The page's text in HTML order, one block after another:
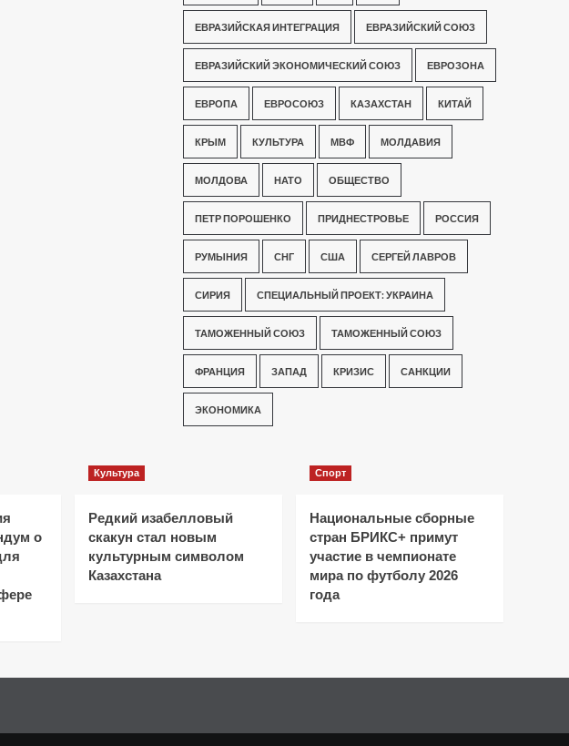
ЕВРАЗИЙСКАЯ ИНТЕГРАЦИЯ ЕВРАЗИЙСКИЙ СОЮЗ
ЕВРАЗИЙСКИЙ ЭКОНОМИЧЕСКИЙ СОЮЗ ЕВРОЗОНА
ЕВРОПА ЕВРОСОЮЗ КАЗАХСТАН КИТАЙ
КРЫМ КУЛЬТУРА МВФ МОЛДАВИЯ
МОЛДОВА НАТО ОБЩЕСТВО
ПЕТР ПОРОШЕНКО ПРИДНЕСТРОВЬЕ РОССИЯ
РУМЫНИЯ СНГ США СЕРГЕЙ ЛАВРОВ
СИРИЯ СПЕЦИАЛЬНЫЙ ПРОЕКТ: УКРАИНА
ТАМОЖЕННЫЙ СОЮЗ ТАМОЖЕННЫЙ СОЮЗ
ФРАНЦИЯ ЗАПАД КРИЗИС САНКЦИИ
ЭКОНОМИКА
о
Культура
Редкий изабелловый
скакун стал новым
культурным символом
Казахстана
Спорт
Национальные сборные
стран БРИКС+ примут
участие в чемпионате
мира по футболу 2026
года